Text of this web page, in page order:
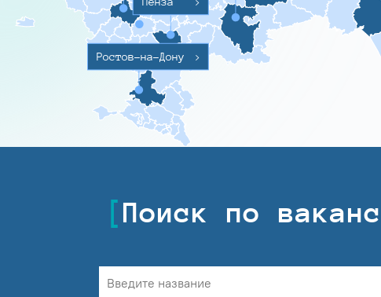
Ростов-на-Дону >
Поиск по